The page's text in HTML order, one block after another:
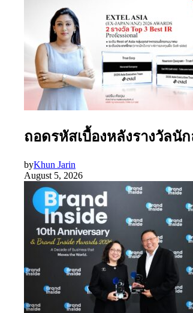
ถอดรหัสเบื้องหลังรางวัล
byKhun Jarin
August 5, 2026